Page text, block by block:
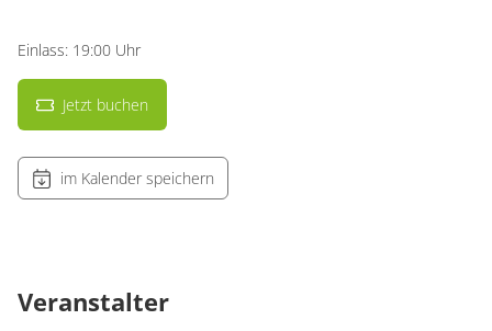
Einlass: 19:00 Uhr
Jetzt buchen
im Kalender speichern
Veranstalter